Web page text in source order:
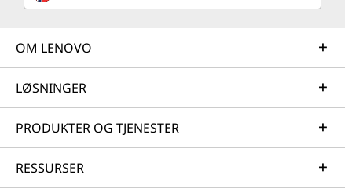
OM LENOVO
LØSNINGER
PRODUKTER OG TJENESTER
RESSURSER